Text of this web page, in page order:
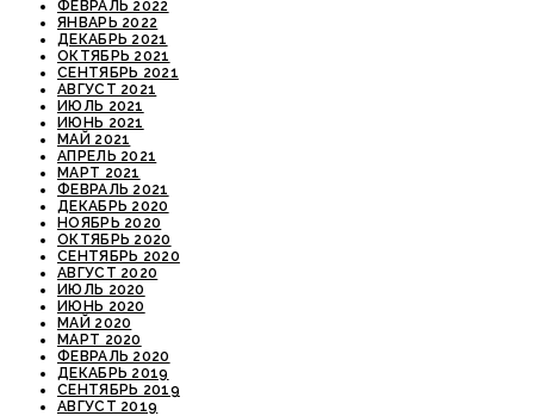
ФЕВРАЛЬ 2022
ЯНВАРЬ 2022
ДЕКАБРЬ 2021
ОКТЯБРЬ 2021
СЕНТЯБРЬ 2021
АВГУСТ 2021
ИЮЛЬ 2021
ИЮНЬ 2021
МАЙ 2021
АПРЕЛЬ 2021
МАРТ 2021
ФЕВРАЛЬ 2021
ДЕКАБРЬ 2020
НОЯБРЬ 2020
ОКТЯБРЬ 2020
СЕНТЯБРЬ 2020
АВГУСТ 2020
ИЮЛЬ 2020
ИЮНЬ 2020
МАЙ 2020
МАРТ 2020
ФЕВРАЛЬ 2020
ДЕКАБРЬ 2019
СЕНТЯБРЬ 2019
АВГУСТ 2019